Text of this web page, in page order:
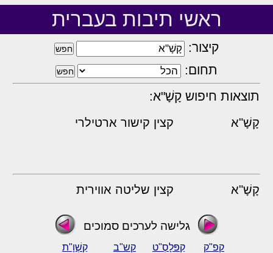
ראשי תיבות בעברית
קיצור:
תחום:
תוצאות חיפוש קָשָׁ"א:
קָשָׁ"א קצין קישור ארטילרי
קָשָׁ"א קצין שליטה אווירית
גלישה לערכים סמוכים
קפ"ק קַפּלָסְ"ט קש"ב
קַשְׁוָ"ת